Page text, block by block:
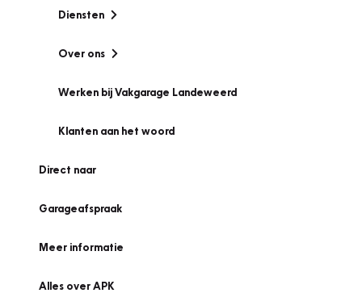
Diensten
Over ons
Werken bij Vakgarage Landeweerd
Klanten aan het woord
Direct naar
Garageafspraak
Meer informatie
Alles over APK